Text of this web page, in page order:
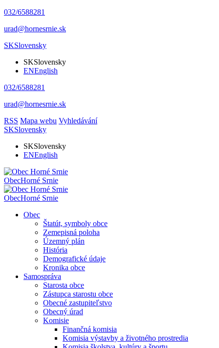
032/6588281
urad@hornesrnie.sk
SKSlovensky
SKSlovensky
ENEnglish
032/6588281
urad@hornesrnie.sk
RSS Mapa webu Vyhledávání
SKSlovensky
SKSlovensky
ENEnglish
ObecHorné Srnie
ObecHorné Srnie
Obec
Štatút, symboly obce
Zemepisná poloha
Územný plán
História
Demografické údaje
Kronika obce
Samospráva
Starosta obce
Zástupca starostu obce
Obecné zastupiteľstvo
Obecný úrad
Komisie
Finančná komisia
Komisia výstavby a životného prostredia